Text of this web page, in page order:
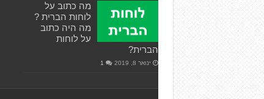
מה כתוב על
לוחות הברית ?
מה היה כתוב
על לוחות
הברית?
ינואר 8, 2019 1